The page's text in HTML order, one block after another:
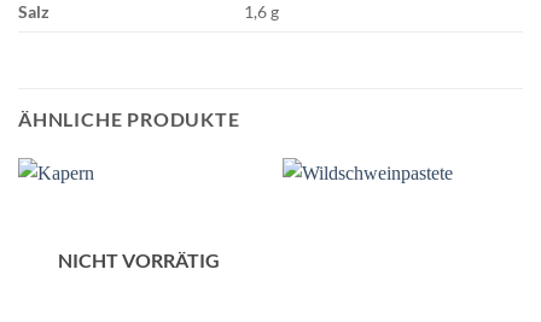
Salz 1,6 g
ÄHNLICHE PRODUKTE
NICHT VORRÄTIG